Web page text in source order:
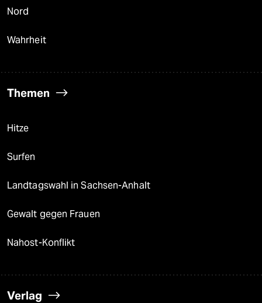
Nord
Wahrheit
Themen
Hitze
Surfen
Landtagswahl in Sachsen-Anhalt
Gewalt gegen Frauen
Nahost-Konflikt
Verlag